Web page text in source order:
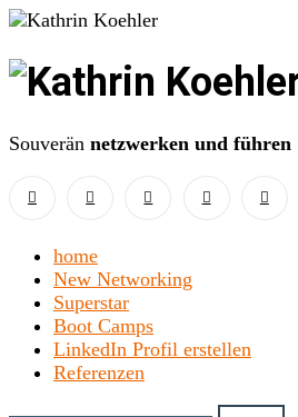
Kathrin
Koehler
Souverän netzwerken und führen
home
New Networking
Superstar
Boot Camps
LinkedIn Profil erstellen
Referenzen